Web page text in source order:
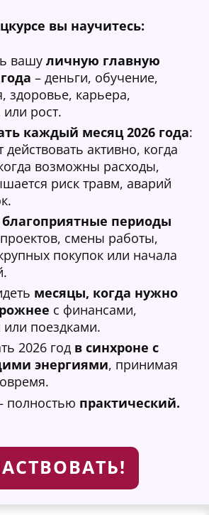
вы научитесь:
вашу личную главную
– деньги, обучение,
здоровье, карьера,
рост.
каждый месяц 2026 года:
действовать активно, когда
возможны расходы,
риск травм, аварий
периоды
смены работы,
покупок или начала
месяцы, когда нужно
с финансами,
поездками.
2026 год в синхроне с
энергиями, принимая
полностью практический.